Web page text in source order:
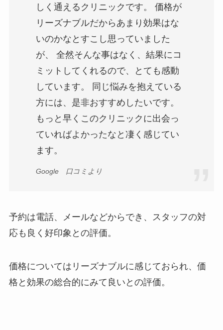
しく通えるクリニックです。 価格が
リーズナブルだからあまり効果はな
いのかなとすこし思っていました
が、 全然そんな事はなく、結果にコ
ミットしてくれるので、とても感動
しています。 同じ悩みを抱えている
方には、是非おすすめしたいです。
もっと早くこのクリニックに出会っ
ていればよかったなと凄く感じてい
ます。
Google 口コミより
予約は電話、メールなどからでき、スタッフの対
応も良く好印象との評価。
価格についてはリーズナブルに感じておられ、価
格と効果の総合的にみて良いとの評価。